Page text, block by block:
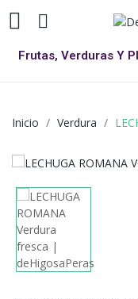
Frutas, Verduras Y
Inicio Verdura